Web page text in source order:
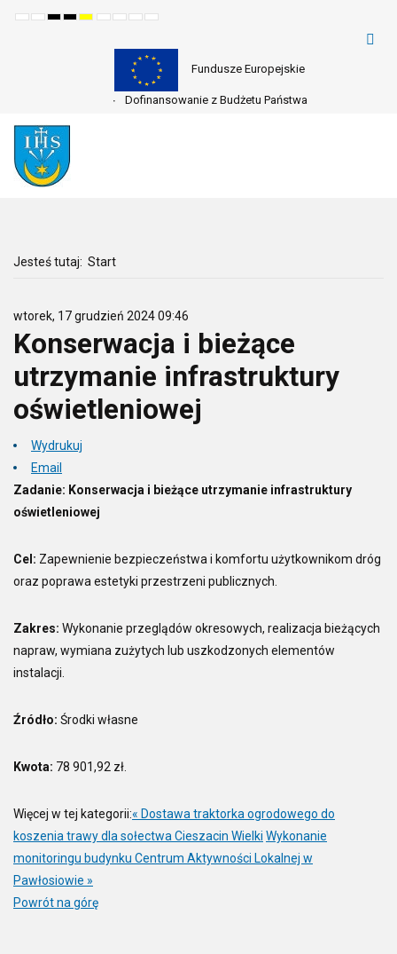
Default
NightHighHighHighSetSetMake
readable
Set
Fundusze Europejskie
Dofinansowanie z Budżetu Państwa
Jesteś tutaj: Start
wtorek, 17 grudzień 2024 09:46
Konserwacja i bieżące
utrzymanie infrastruktury
oświetleniowej
Wydrukuj
Email
Zadanie: Konserwacja i bieżące utrzymanie infrastruktury
oświetleniowej
Cel: Zapewnienie bezpieczeństwa i komfortu użytkownikom dróg
oraz poprawa estetyki przestrzeni publicznych.
Zakres: Wykonanie przeglądów okresowych, realizacja bieżących
napraw, wymiana zużytych lub uszkodzonych elementów
instalacji.
Źródło: Środki własne
Kwota: 78 901,92 zł.
Więcej w tej kategorii:« Dostawa traktorka ogrodowego do
koszenia trawy dla sołectwa Cieszacin Wielki Wykonanie
monitoringu budynku Centrum Aktywności Lokalnej w
Pawłosiowie »
Powrót na górę